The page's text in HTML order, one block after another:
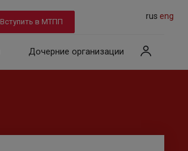
Вступить в МТПП
rus eng
Дочерние организации